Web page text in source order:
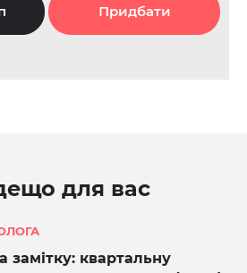
Придбати
для вас
замітку: квартальну